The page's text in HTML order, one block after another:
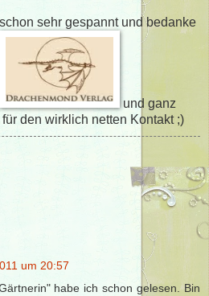
sehr gespannt und bedanke
und ganz
den wirklich netten Kontakt ;)
um 20:57
habe ich schon gelesen. Bin